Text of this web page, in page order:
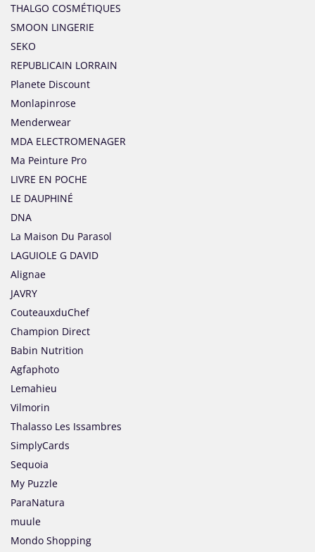
THALGO COSMÉTIQUES
SMOON LINGERIE
SEKO
REPUBLICAIN LORRAIN
Planete Discount
Monlapinrose
Menderwear
MDA ELECTROMENAGER
Ma Peinture Pro
LIVRE EN POCHE
LE DAUPHINÉ
DNA
La Maison Du Parasol
LAGUIOLE G DAVID
Alignae
JAVRY
CouteauxduChef
Champion Direct
Babin Nutrition
Agfaphoto
Lemahieu
Vilmorin
Thalasso Les Issambres
SimplyCards
Sequoia
My Puzzle
ParaNatura
muule
Mondo Shopping